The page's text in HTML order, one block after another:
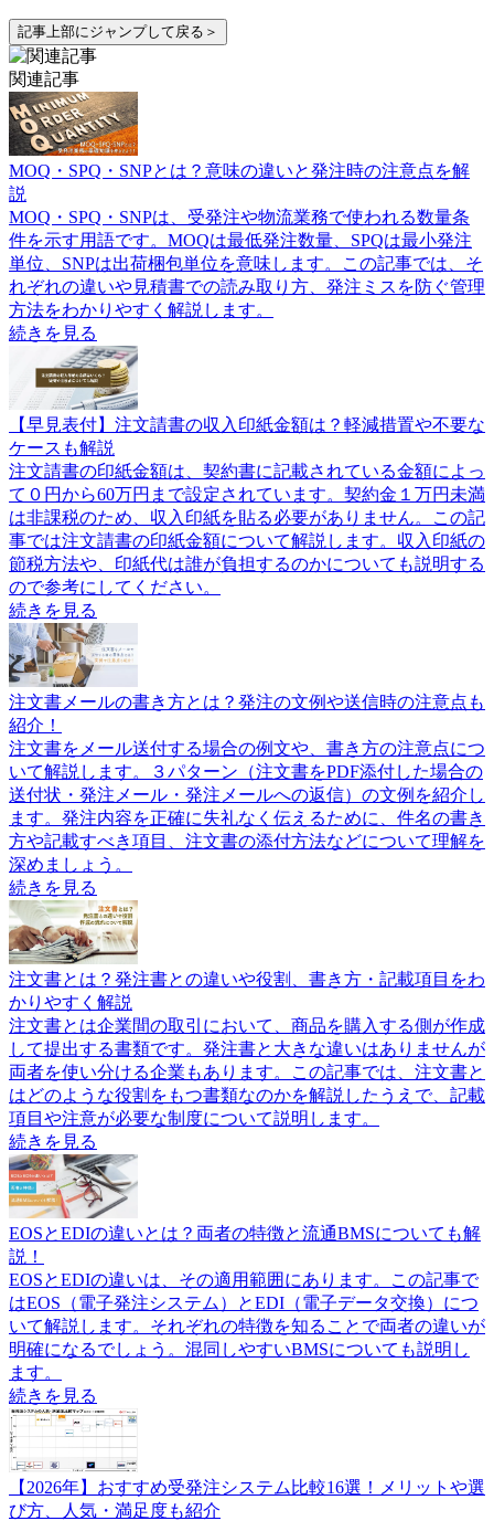
記事上部にジャンプして戻る＞
関連記事
MOQ・SPQ・SNPとは？意味の違いと発注時の注意点を解
説
MOQ・SPQ・SNPは、受発注や物流業務で使われる数量条
件を示す用語です。MOQは最低発注数量、SPQは最小発注
単位、SNPは出荷梱包単位を意味します。この記事では、そ
れぞれの違いや見積書での読み取り方、発注ミスを防ぐ管理
方法をわかりやすく解説します。
続きを見る
【早見表付】注文請書の収入印紙金額は？軽減措置や不要な
ケースも解説
注文請書の印紙金額は、契約書に記載されている金額によっ
て０円から60万円まで設定されています。契約金１万円未満
は非課税のため、収入印紙を貼る必要がありません。この記
事では注文請書の印紙金額について解説します。収入印紙の
節税方法や、印紙代は誰が負担するのかについても説明する
ので参考にしてください。
続きを見る
注文書メールの書き方とは？発注の文例や送信時の注意点も
紹介！
注文書をメール送付する場合の例文や、書き方の注意点につ
いて解説します。３パターン（注文書をPDF添付した場合の
送付状・発注メール・発注メールへの返信）の文例を紹介し
ます。発注内容を正確に失礼なく伝えるために、件名の書き
方や記載すべき項目、注文書の添付方法などについて理解を
深めましょう。
続きを見る
注文書とは？発注書との違いや役割、書き方・記載項目をわ
かりやすく解説
注文書とは企業間の取引において、商品を購入する側が作成
して提出する書類です。発注書と大きな違いはありませんが
両者を使い分ける企業もあります。この記事では、注文書と
はどのような役割をもつ書類なのかを解説したうえで、記載
項目や注意が必要な制度について説明します。
続きを見る
EOSとEDIの違いとは？両者の特徴と流通BMSについても解
説！
EOSとEDIの違いは、その適用範囲にあります。この記事で
はEOS（電子発注システム）とEDI（電子データ交換）につ
いて解説します。それぞれの特徴を知ることで両者の違いが
明確になるでしょう。混同しやすいBMSについても説明し
ます。
続きを見る
【2026年】おすすめ受発注システム比較16選！メリットや選
び方、人気・満足度も紹介